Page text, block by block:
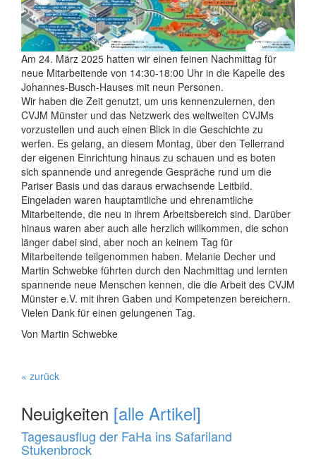
Am 24. März 2025 hatten wir einen feinen Nachmittag für
neue Mitarbeitende von 14:30-18:00 Uhr in die Kapelle des
Johannes-Busch-Hauses mit neun Personen.
Wir haben die Zeit genutzt, um uns kennenzulernen, den
CVJM Münster und das Netzwerk des weltweiten CVJMs
vorzustellen und auch einen Blick in die Geschichte zu
werfen. Es gelang, an diesem Montag, über den Tellerrand
der eigenen Einrichtung hinaus zu schauen und es boten
sich spannende und anregende Gespräche rund um die
Pariser Basis und das daraus erwachsende Leitbild.
Eingeladen waren hauptamtliche und ehrenamtliche
Mitarbeitende, die neu in ihrem Arbeitsbereich sind. Darüber
hinaus waren aber auch alle herzlich willkommen, die schon
länger dabei sind, aber noch an keinem Tag für
Mitarbeitende teilgenommen haben. Melanie Decher und
Martin Schwebke führten durch den Nachmittag und lernten
spannende neue Menschen kennen, die die Arbeit des CVJM
Münster e.V. mit ihren Gaben und Kompetenzen bereichern.
Vielen Dank für einen gelungenen Tag.
Von Martin Schwebke
« zurück
Neuigkeiten [alle Artikel]
Tagesausflug der FaHa ins Safariland
Stukenbrock